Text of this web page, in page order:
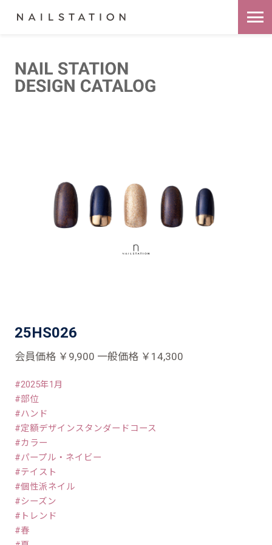
25HS026
会員価格 ￥9,900 一般価格 ￥14,300
2025年1月
部位
ハンド
定額デザインスタンダードコース
カラー
パープル・ネイビー
テイスト
個性派ネイル
シーズン
トレンド
春